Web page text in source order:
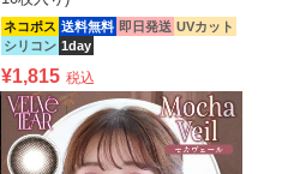
ネコポス 送料無料 即日発送 UVカット
シリコン 1day
¥1,815 税込